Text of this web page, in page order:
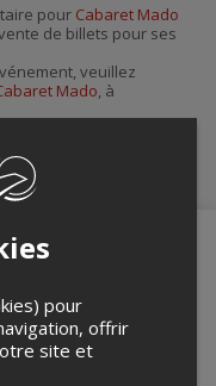
pour Cabaret Mado
de billets pour ses
veuillez
Mado, à
n'êtes pas un
pour
offrir
site et